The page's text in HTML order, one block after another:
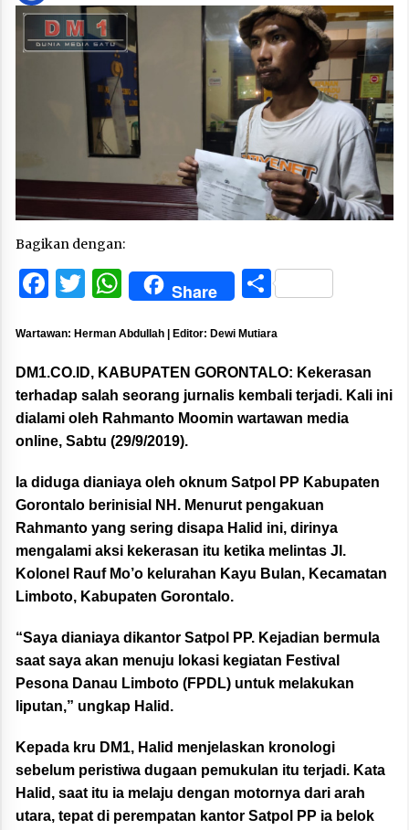
Bagikan dengan:
Facebook
Twitter
WhatsApp
Share Share
Wartawan: Herman Abdullah | Editor: Dewi Mutiara
DM1.CO.ID, KABUPATEN GORONTALO: Kekerasan
terhadap salah seorang jurnalis kembali terjadi. Kali ini
dialami oleh Rahmanto Moomin wartawan media
online, Sabtu (29/9/2019).
Ia diduga dianiaya oleh oknum Satpol PP Kabupaten
Gorontalo berinisial NH. Menurut pengakuan
Rahmanto yang sering disapa Halid ini, dirinya
mengalami aksi kekerasan itu ketika melintas Jl.
Kolonel Rauf Mo’o kelurahan Kayu Bulan, Kecamatan
Limboto, Kabupaten Gorontalo.
“Saya dianiaya dikantor Satpol PP. Kejadian bermula
saat saya akan menuju lokasi kegiatan Festival
Pesona Danau Limboto (FPDL) untuk melakukan
liputan,” ungkap Halid.
Kepada kru DM1, Halid menjelaskan kronologi
sebelum peristiwa dugaan pemukulan itu terjadi. Kata
Halid, saat itu ia melaju dengan motornya dari arah
utara, tepat di perempatan kantor Satpol PP ia belok